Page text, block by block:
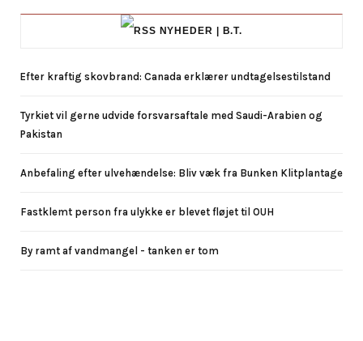
NYHEDER | B.T.
Efter kraftig skovbrand: Canada erklærer undtagelsestilstand
Tyrkiet vil gerne udvide forsvarsaftale med Saudi-Arabien og
Pakistan
Anbefaling efter ulvehændelse: Bliv væk fra Bunken Klitplantage
Fastklemt person fra ulykke er blevet fløjet til OUH
By ramt af vandmangel - tanken er tom